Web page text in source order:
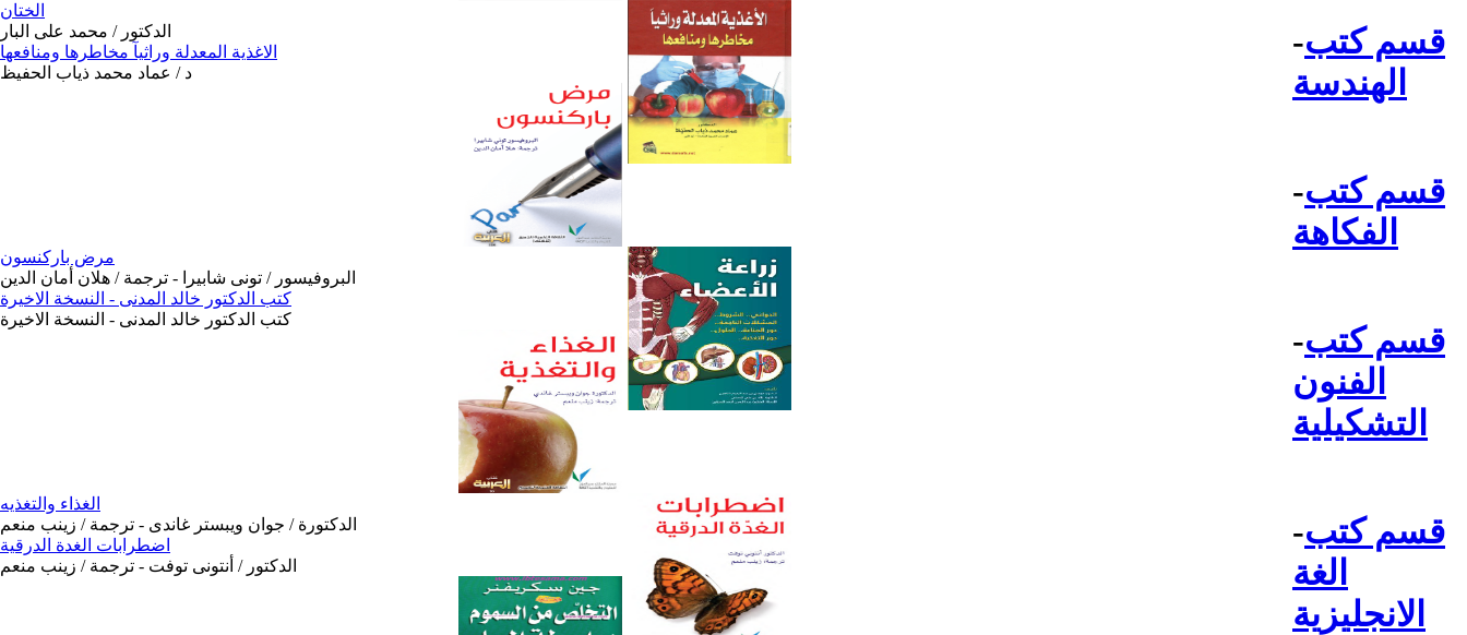
-قسم كتب
الهندسة
-قسم كتب
الفكاهة
-قسم كتب
الفنون
التشكيلية
-قسم كتب
الغة
الانجليزية
الختان
الدكتور / محمد على البار
الاغذية المعدلة وراثيآ مخاطرها ومنافعها
د / عماد محمد ذياب الحفيظ
مرض باركنسون
البروفيسور / تونى شابيرا - ترجمة / هلان أمان الدين
كتب الدكتور خالد المدنى - النسخة الاخيرة
كتب الدكتور خالد المدنى - النسخة الاخيرة
الغذاء والتغذيه
الدكتورة / جوان ويبستر غاندى - ترجمة / زينب منعم
اضطرابات الغدة الدرقية
الدكتور / أنتونى توفت - ترجمة / زينب منعم